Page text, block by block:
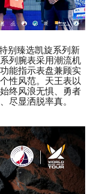
别臻选凯旋系列新
列腕表采用潮流机
能指示表盘兼顾实
性风范。天王表以
终风浪无惧、勇者
尽显洒脱率真。